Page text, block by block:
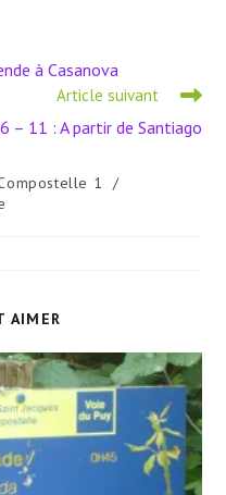
à Casanova
Article suivant
– 11 : A partir de Santiago
1
/
AIMER